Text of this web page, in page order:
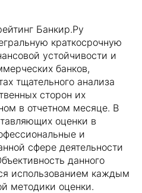
Банкир.Ру
краткосрочную
устойчивости и
банков,
тщательного анализа
сторон их
в отчетном месяце. В
оценки в
и
сфере деятельности
данного
использованием каждым
методики оценки.